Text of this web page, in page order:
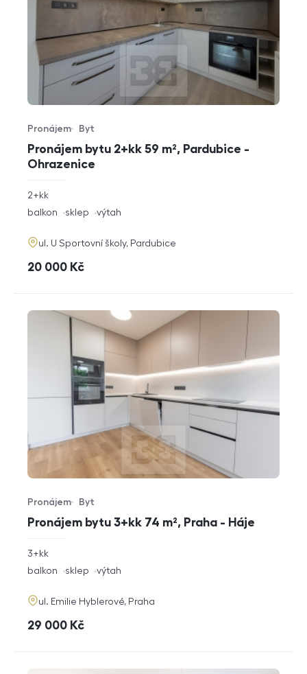
Pronájem bytu 2+kk 59 m², Pardubice -
Ohrazenice
Typ nabídky
Pronájem
Typ nemovitosti
Byt
rozměry
dispozice
2+kk
funkce
balkon sklep výtah
adresa
ul. U Sportovní školy, Pardubice
cena
20 000 Kč
Pronájem bytu 3+kk 74 m², Praha - Háje
Typ nabídky
Pronájem
Typ nemovitosti
Byt
rozměry
3+kk
funkce
balkon sklep výtah
adresa
ul. Emilie Hyblerové, Praha
cena
29 000 Kč